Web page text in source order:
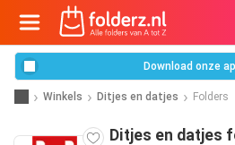
Download onze
Winkels Ditjes en datjes Folders
Ditjes en datjes